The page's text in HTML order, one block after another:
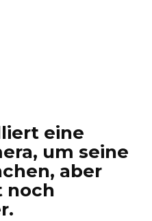
eine
um seine
aber
noch